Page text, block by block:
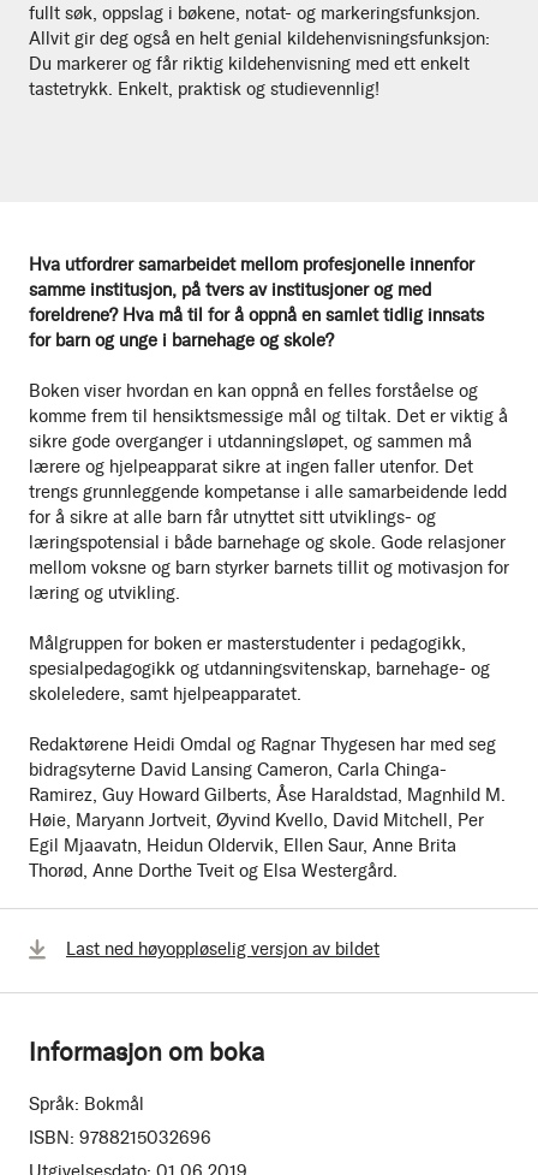
Hva utfordrer samarbeidet mellom profesjonelle innenfor
samme institusjon, på tvers av institusjoner og med
foreldrene? Hva må til for å oppnå en samlet tidlig innsats
for barn og unge i barnehage og skole?
Boken viser hvordan en kan oppnå en felles forståelse og
komme frem til hensiktsmessige mål og tiltak. Det er viktig å
sikre gode overganger i utdanningsløpet, og sammen må
lærere og hjelpeapparat sikre at ingen faller utenfor. Det
trengs grunnleggende kompetanse i alle samarbeidende ledd
for å sikre at alle barn får utnyttet sitt utviklings- og
læringspotensial i både barnehage og skole. Gode relasjoner
mellom voksne og barn styrker barnets tillit og motivasjon for
læring og utvikling.
Målgruppen for boken er masterstudenter i pedagogikk,
spesialpedagogikk og utdanningsvitenskap, barnehage- og
skoleledere, samt hjelpeapparatet.
Redaktørene Heidi Omdal og Ragnar Thygesen har med seg
bidragsyterne David Lansing Cameron, Carla Chinga-
Ramirez, Guy Howard Gilberts, Åse Haraldstad, Magnhild M.
Høie, Maryann Jortveit, Øyvind Kvello, David Mitchell, Per
Egil Mjaavatn, Heidun Oldervik, Ellen Saur, Anne Brita
Thorød, Anne Dorthe Tveit og Elsa Westergård.
fullt søk, oppslag i bøkene, notat- og markeringsfunksjon.
Allvit gir deg også en helt genial kildehenvisningsfunksjon:
Du markerer og får riktig kildehenvisning med ett enkelt
tastetrykk. Enkelt, praktisk og studievennlig!
Last ned høyoppløselig versjon av bildet
Informasjon om boka
Språk: Bokmål
ISBN: 9788215032696